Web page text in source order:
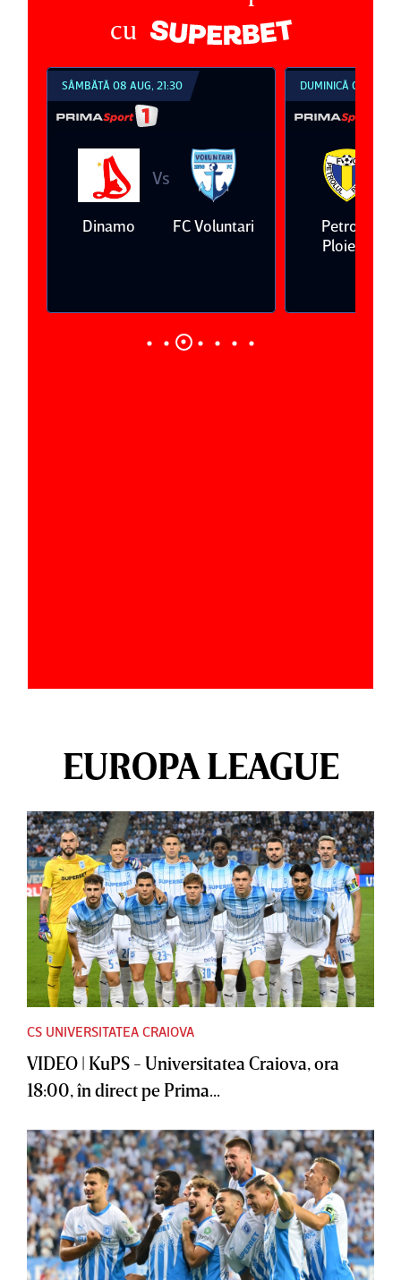
cu
SÂMBĂTĂ 08 AUG, 21:30
Dinamo
Vs
FC Voluntari
DUMINICĂ 09 AUG,
Petrolul
Ploieşti
EUROPA LEAGUE
CS UNIVERSITATEA CRAIOVA
VIDEO | KuPS - Universitatea Craiova, ora
18:00, în direct pe Prima...